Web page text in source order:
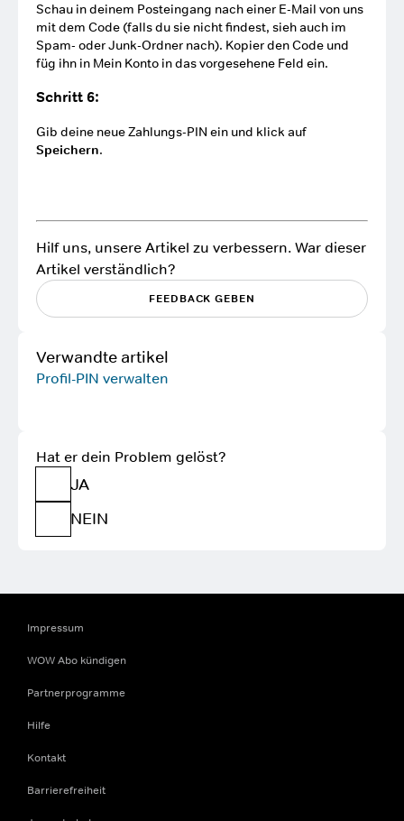
Schau in deinem Posteingang nach einer E-Mail von uns
mit dem Code (falls du sie nicht findest, sieh auch im
Spam- oder Junk-Ordner nach). Kopier den Code und
füg ihn in Mein Konto in das vorgesehene Feld ein.
Schritt 6:
Gib deine neue Zahlungs-PIN ein und klick auf
Speichern.
Hilf uns, unsere Artikel zu verbessern. War dieser
Artikel verständlich?
FEEDBACK GEBEN
Verwandte artikel
Profil-PIN verwalten
Hat er dein Problem gelöst?
JA
NEIN
Impressum
WOW Abo kündigen
Partnerprogramme
Hilfe
Kontakt
Barrierefreiheit